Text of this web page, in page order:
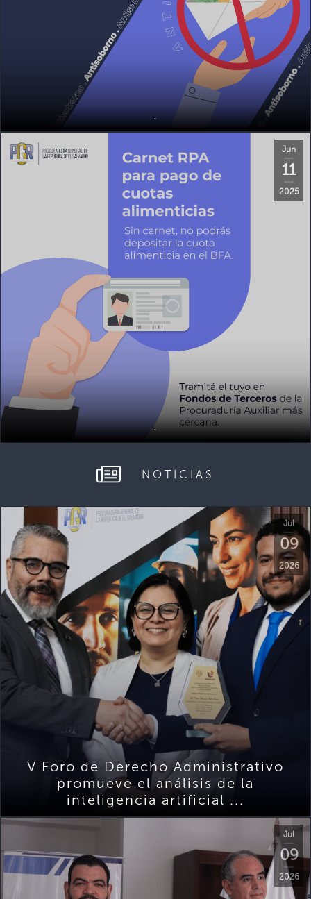
.
Jun
11
2025
.
NOTICIAS
Jul
09
2026
V Foro de Derecho Administrativo
promueve el análisis de la
inteligencia artificial ...
Jul
09
2026